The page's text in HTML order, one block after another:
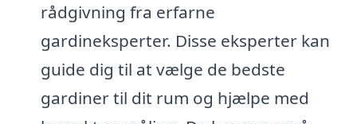
rådgivning fra erfarne
gardineksperter. Disse eksperter kan
guide dig til at vælge de bedste
gardiner til dit rum og hjælpe med